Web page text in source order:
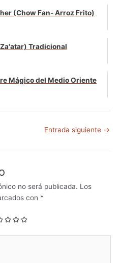
(Chow Fan- Arroz Frito)
Tradicional
Mágico del Medio Oriente
Entrada siguiente →
no será publicada. Los
con *